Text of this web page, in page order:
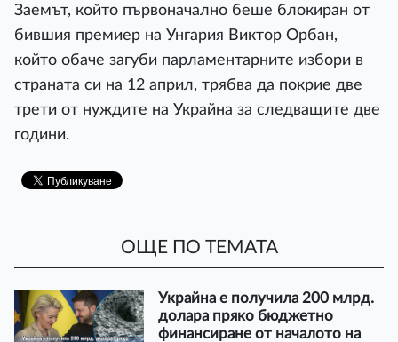
Заемът, който първоначално беше блокиран от
бившия премиер на Унгария Виктор Орбан,
който обаче загуби парламентарните избори в
страната си на 12 април, трябва да покрие две
трети от нуждите на Украйна за следващите две
години.
ОЩЕ ПО ТЕМАТА
Украйна е получила 200 млрд.
долара пряко бюджетно
финансиране от началото на